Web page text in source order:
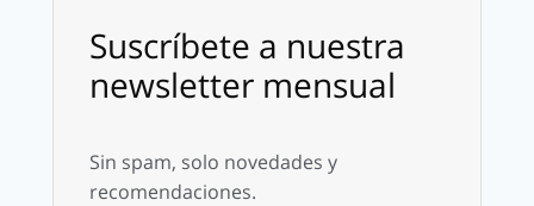
Suscríbete a nuestra
newsletter mensual
Sin spam, solo novedades y
recomendaciones.